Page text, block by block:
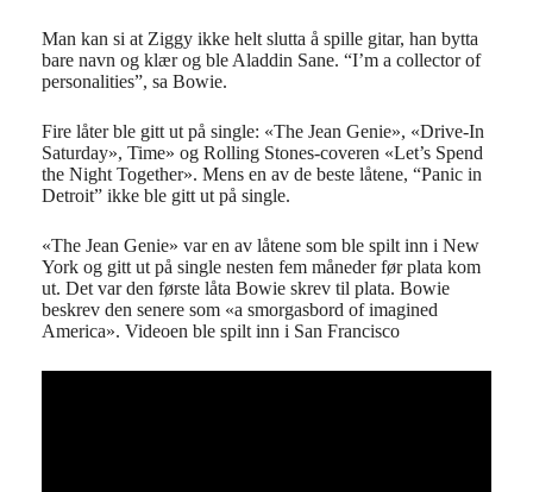
Man kan si at Ziggy ikke helt slutta å spille gitar, han bytta
bare navn og klær og ble Aladdin Sane. “I’m a collector of
personalities”, sa Bowie.
Fire låter ble gitt ut på single: «The Jean Genie», «Drive-In
Saturday», Time» og Rolling Stones-coveren «Let’s Spend
the Night Together». Mens en av de beste låtene, “Panic in
Detroit” ikke ble gitt ut på single.
«The Jean Genie» var en av låtene som ble spilt inn i New
York og gitt ut på single nesten fem måneder før plata kom
ut. Det var den første låta Bowie skrev til plata. Bowie
beskrev den senere som «a smorgasbord of imagined
America». Videoen ble spilt inn i San Francisco